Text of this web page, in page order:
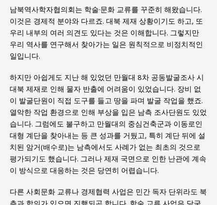
남북역사학자협의회는 학술·문화 교류를 꾸준히 해왔습니다.
이것은 경제적 분야와 다르죠. 대북 제재 상황이기도 하고, 또
우리 내부의 여러 의견도 있다는 것은 이해합니다. 그렇지만
우리 역사를 연구해서 찾아가는 일은 원칙적으로 비정치적인
일입니다.
하지만 아쉽게도 지난 해 있었던 만월대 8차 공동발굴조사 시
대북 제재로 인해 물자 반출에 어려움이 있었습니다. 장비 없
이 발굴단원이 직접 도구를 들고 땅을 파며 발굴 작업을 했죠.
열악한 작업 환경으로 인해 부상을 입은 남측 조사단원도 있었
습니다. 그럼에도 불구하고 만월대의 중심건축군과 이동로인
대형 계단을 찾아내는 등 큰 성과를 거뒀고, 특히 계단 뒤에 설
치된 암거(배수로)는 남측에서도 사례가 없는 최초의 것으로
평가되기도 했습니다. 그러나 제재 국면으로 인한 난관에 계속
이 방식으로 대응하는 것은 당연히 어렵습니다.
다른 사회문화 교류나 경제협력 사업은 민간 독자 단위라도 북
측과 합의가 있으면 진행되곤 합니다. 학술 교류 사업은 당국